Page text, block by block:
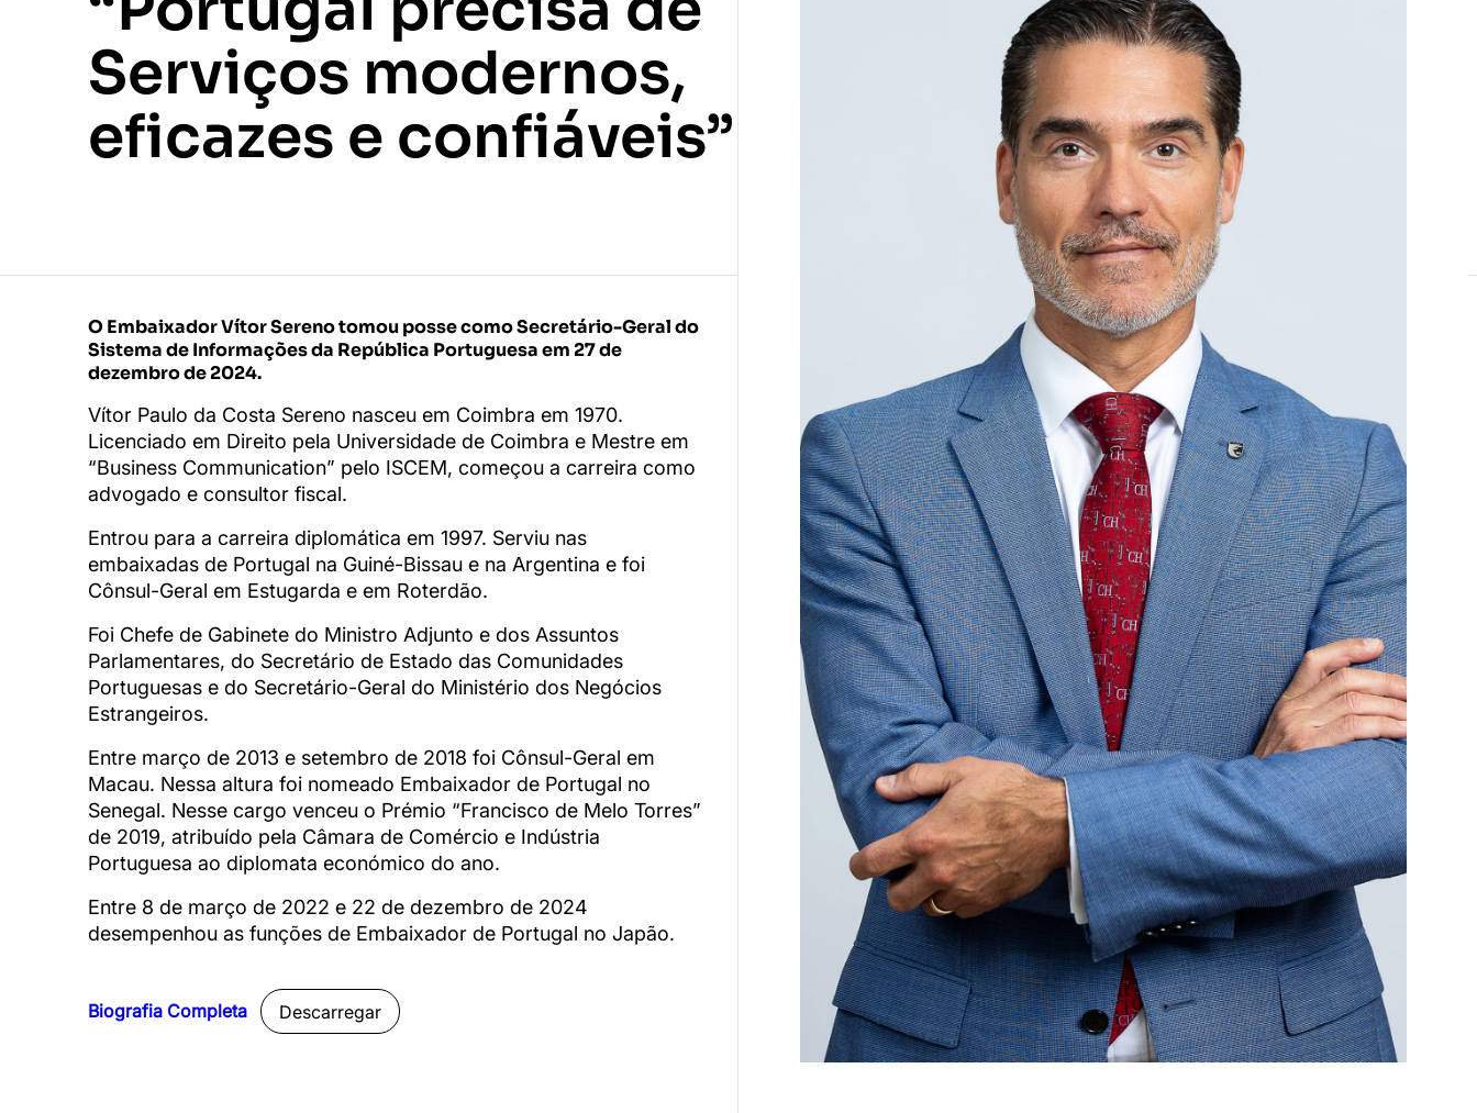
Serviços modernos,
eficazes e confiáveis”
O Embaixador Vítor Sereno tomou posse como Secretário-Geral do
Sistema de Informações da República Portuguesa em 27 de
dezembro de 2024.
Vítor Paulo da Costa Sereno nasceu em Coimbra em 1970.
Licenciado em Direito pela Universidade de Coimbra e Mestre em
“Business Communication” pelo ISCEM, começou a carreira como
advogado e consultor fiscal.
Entrou para a carreira diplomática em 1997. Serviu nas
embaixadas de Portugal na Guiné-Bissau e na Argentina e foi
Cônsul-Geral em Estugarda e em Roterdão.
Foi Chefe de Gabinete do Ministro Adjunto e dos Assuntos
Parlamentares, do Secretário de Estado das Comunidades
Portuguesas e do Secretário-Geral do Ministério dos Negócios
Estrangeiros.
Entre março de 2013 e setembro de 2018 foi Cônsul-Geral em
Macau. Nessa altura foi nomeado Embaixador de Portugal no
Senegal. Nesse cargo venceu o Prémio “Francisco de Melo Torres”
de 2019, atribuído pela Câmara de Comércio e Indústria
Portuguesa ao diplomata económico do ano.
Entre 8 de março de 2022 e 22 de dezembro de 2024
desempenhou as funções de Embaixador de Portugal no Japão.
Biografia Completa Descarregar